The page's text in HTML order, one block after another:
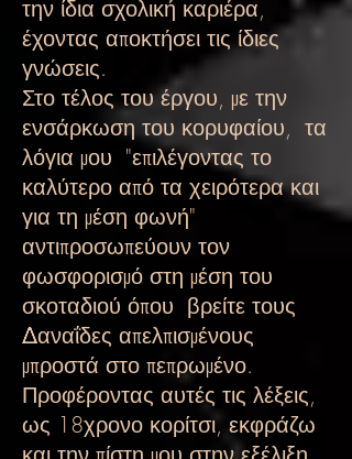
την ίδια σχολική καριέρα,
έχοντας αποκτήσει τις ίδιες
γνώσεις.
Στο τέλος του έργου, με την
ενσάρκωση του κορυφαίου, τα
λόγια μου "επιλέγοντας το
καλύτερο από τα χειρότερα και
για τη μέση φωνή"
αντιπροσωπεύουν τον
φωσφορισμό στη μέση του
σκοταδιού όπου βρείτε τους
Δαναΐδες απελπισμένους
μπροστά στο πεπρωμένο.
Προφέροντας αυτές τις λέξεις,
ως 18χρονο κορίτσι, εκφράζω